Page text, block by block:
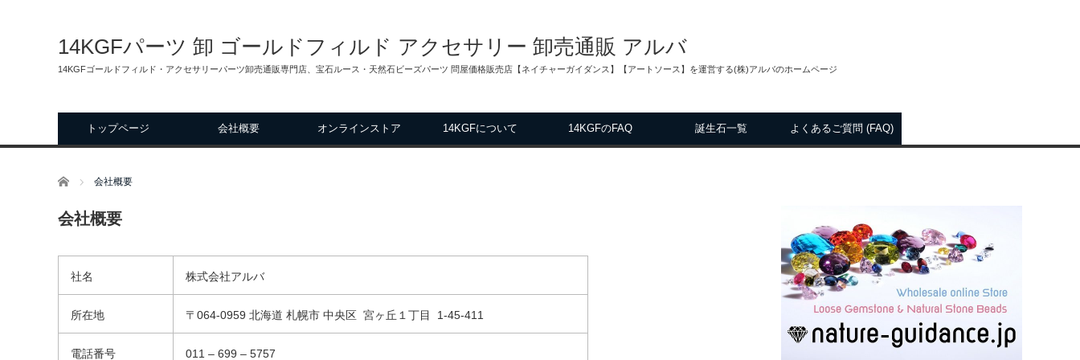
14KGFパーツ 卸 ゴールドフィルド アクセサリー 卸売通販 アルバ
14KGFゴールドフィルド・アクセサリーパーツ卸売通販専門店、宝石ルース・天然石ビーズパーツ 問屋価格販売店【ネイチャーガイダンス】【アートソース】を運営する(株)アルバのホームページ
トップページ 会社概要 オンラインストア 14KGFについて 14KGFのFAQ 誕生石一覧 よくあるご質問 (FAQ)
ホーム 会社概要
会社概要
社名 株式会社アルバ
所在地 〒064-0959 北海道 札幌市 中央区 宮ヶ丘１丁目 1-45-411
電話番号 011 – 699 – 5757